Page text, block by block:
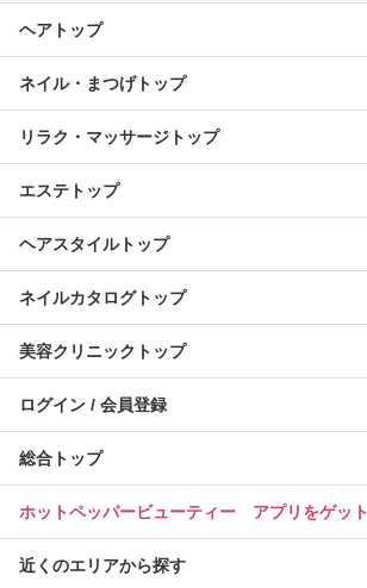
ヘアトップ
ネイル・まつげトップ
リラク・マッサージトップ
エステトップ
ヘアスタイルトップ
ネイルカタログトップ
美容クリニックトップ
ログイン / 会員登録
総合トップ
ホットペッパービューティー アプリをゲット
近くのエリアから探す